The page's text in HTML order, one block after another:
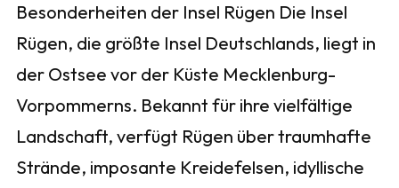
Besonderheiten der Insel Rügen Die Insel
Rügen, die größte Insel Deutschlands, liegt in
der Ostsee vor der Küste Mecklenburg-
Vorpommerns. Bekannt für ihre vielfältige
Landschaft, verfügt Rügen über traumhafte
Strände, imposante Kreidefelsen, idyllische